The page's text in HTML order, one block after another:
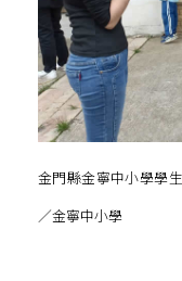
金門縣金寧中小學學
／金寧中小學